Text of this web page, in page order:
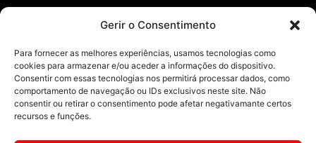
Gerir o Consentimento
Para fornecer as melhores experiências, usamos tecnologias como
cookies para armazenar e/ou aceder a informações do dispositivo.
Consentir com essas tecnologias nos permitirá processar dados, como
comportamento de navegação ou IDs exclusivos neste site. Não
consentir ou retirar o consentimento pode afetar negativamante certos
recursos e funções.
ANDRADE EL IDOLO CONQUISTA O TÍTULO NACIONAL DA AEW EM GRANDE ESTILO